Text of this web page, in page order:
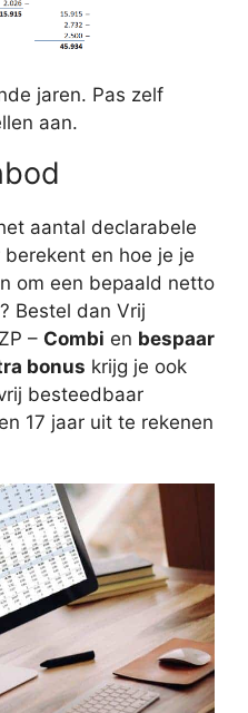
jaren. Pas zelf
aan.
aantal declarabele
en hoe je je
om een bepaald netto
Bestel dan Vrij
– Combi en bespaar
bonus krijg je ook
besteedbaar
17 jaar uit te rekenen